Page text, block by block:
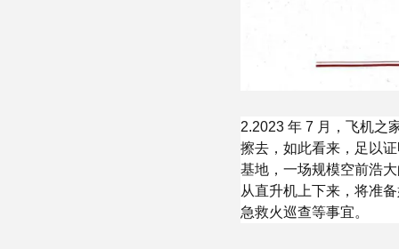
2.2023 年 7 月，飞机之
擦去，如此看来，足以
基地，一场规模空前浩
从直升机上下来，将准
急救火巡查等事宜。